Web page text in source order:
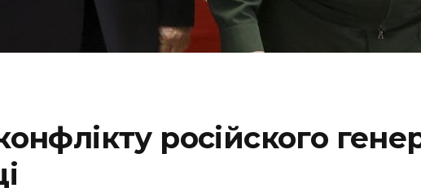
російского